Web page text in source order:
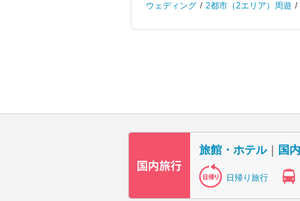
ウェディング / 2都市（2エリア）周遊 /
旅館・ホテル｜ 国
日帰り旅行